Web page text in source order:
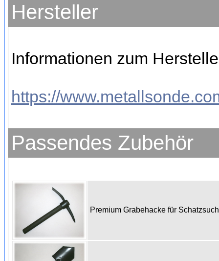
Hersteller
Informationen zum
https://
Passendes Zubehör
Premium Grabehacke für